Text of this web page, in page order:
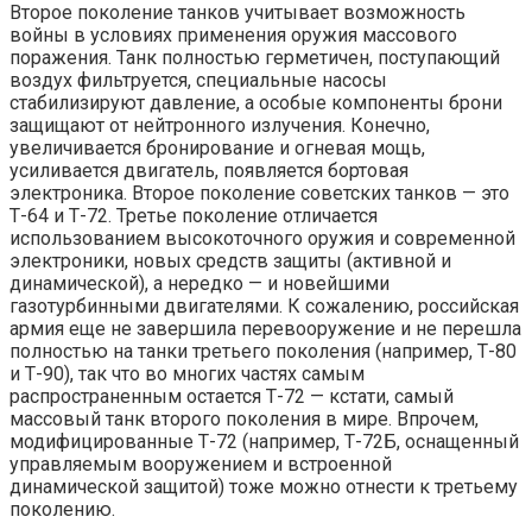
Второе поколение танков учитывает возможность
войны в условиях применения оружия массового
поражения. Танк полностью герметичен, поступающий
воздух фильтруется, специальные насосы
стабилизируют давление, а особые компоненты брони
защищают от нейтронного излучения. Конечно,
увеличивается бронирование и огневая мощь,
усиливается двигатель, появляется бортовая
электроника. Второе поколение советских танков — это
Т-64 и Т-72. Третье поколение отличается
использованием высокоточного оружия и современной
электроники, новых средств защиты (активной и
динамической), а нередко — и новейшими
газотурбинными двигателями. К сожалению, российская
армия еще не завершила перевооружение и не перешла
полностью на танки третьего поколения (например, Т-80
и Т-90), так что во многих частях самым
распространенным остается Т-72 — кстати, самый
массовый танк второго поколения в мире. Впрочем,
модифицированные Т-72 (например, Т-72Б, оснащенный
управляемым вооружением и встроенной
динамической защитой) тоже можно отнести к третьему
поколению.